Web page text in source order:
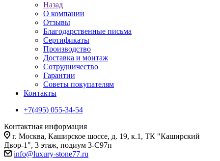
Назад
О компании
Отзывы
Благодарственные письма
Сертификаты
Производство
Доставка и монтаж
Сотрудничество
Гарантии
Советы покупателям
Контакты
+7(495) 055-34-54
Контактная информация
г. Москва, Каширское шоссе, д. 19, к.1, ТК "Каширский
Двор-1", 3 этаж, подиум 3-С97п
info@luxury-stone77.ru